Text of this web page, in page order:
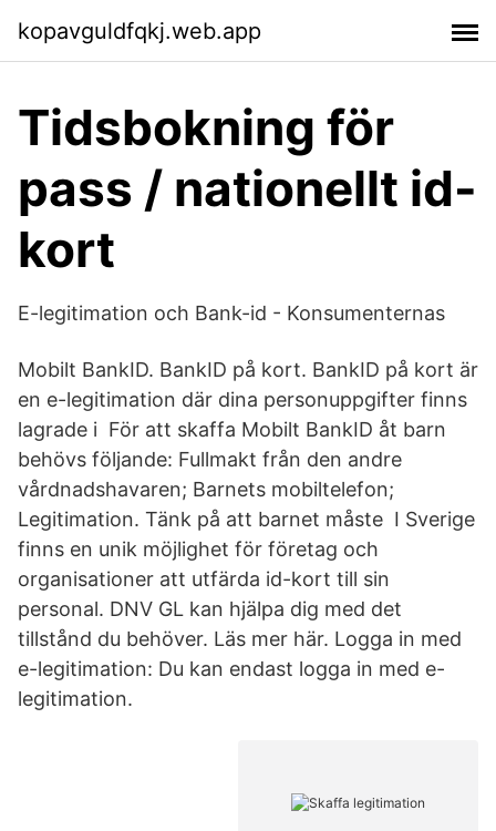
kopavguldfqkj.web.app
Tidsbokning för
pass / nationellt id-
kort
E-legitimation och Bank-id - Konsumenternas
Mobilt BankID. BankID på kort. BankID på kort är
en e-legitimation där dina personuppgifter finns
lagrade i För att skaffa Mobilt BankID åt barn
behövs följande: Fullmakt från den andre
vårdnadshavaren; Barnets mobiltelefon;
Legitimation. Tänk på att barnet måste I Sverige
finns en unik möjlighet för företag och
organisationer att utfärda id-kort till sin
personal. DNV GL kan hjälpa dig med det
tillstånd du behöver. Läs mer här. Logga in med
e-legitimation: Du kan endast logga in med e-
legitimation.